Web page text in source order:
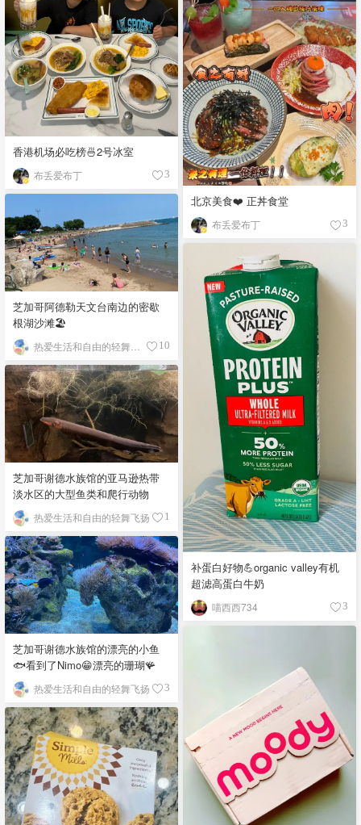
香港机场必吃榜🍜2号冰室
布丢爱布丁 3
北京美食❤️ 正丼食堂
布丢爱布丁 3
芝加哥阿德勒天文台南边的密歇
根湖沙滩🏖️
10
补蛋白好物💪organic valley有机
超滤高蛋白牛奶
喵西西734 3
芝加哥谢德水族馆的亚马逊热带
淡水区的大型鱼类和爬行动物
热爱生活和自由的轻舞飞扬 1
芝加哥谢德水族馆的漂亮的小鱼
🐟看到了Nimo😁漂亮的珊瑚🪸
热爱生活和自由的轻舞飞扬 3